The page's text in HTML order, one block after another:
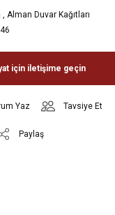
, Alman Duvar Kağıtları
için iletişime geçin
Yaz Tavsiye Et
Paylaş